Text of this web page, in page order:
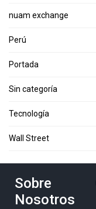
nuam exchange
Perú
Portada
Sin categoría
Tecnología
Wall Street
Sobre
Nosotros